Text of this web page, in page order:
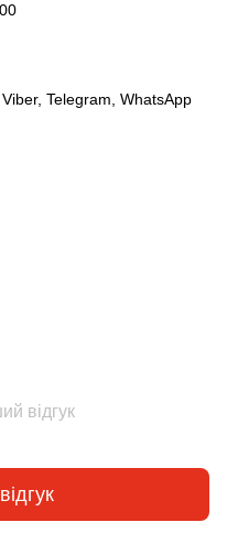
Telegram, WhatsApp
відгук